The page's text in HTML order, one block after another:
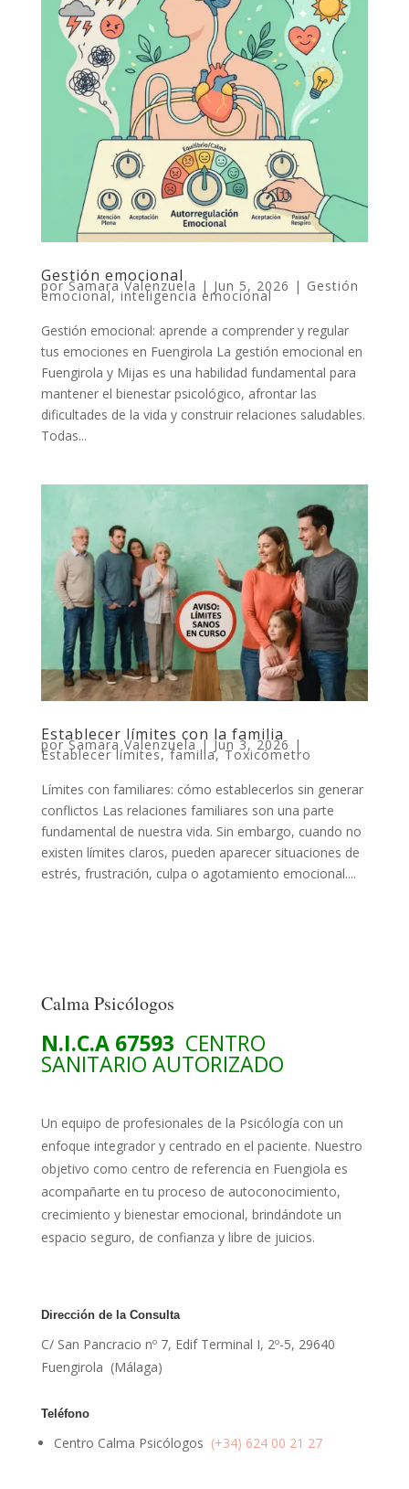
Gestión emocional
porSamara Valenzuela | Jun 5, 2026 | Gestión
emocional,inteligencia emocional
Gestión emocional: aprende a comprender y regular
tus emociones en Fuengirola La gestión emocional en
Fuengirola y Mijas es una habilidad fundamental para
mantener el bienestar psicológico, afrontar las
dificultades de la vida y construir relaciones saludables.
Todas...
Establecer límites con la familia
porSamara Valenzuela| Jun 3, 2026 |
Establecer límites,familia,Toxicómetro
Límites con familiares: cómo establecerlos sin generar
conflictos Las relaciones familiares son una parte
fundamental de nuestra vida. Sin embargo, cuando no
existen límites claros, pueden aparecer situaciones de
estrés, frustración, culpa o agotamiento emocional....
Calma Psicólogos
N.I.C.A 67593 CENTRO
SANITARIO AUTORIZADO
Un equipo de profesionales de la Psicólogía con un
enfoque integrador y centrado en el paciente. Nuestro
objetivo como centro de referencia en Fuengiola es
acompañarte en tu proceso de autoconocimiento,
crecimiento y bienestar emocional, brindándote un
espacio seguro, de confianza y libre de juicios.
Dirección de la Consulta
C/ San Pancracio nº 7, Edif Terminal I, 2º-5, 29640
Fuengirola (Málaga)
Teléfono
Centro Calma Psicólogos (+34) 624 00 21 27